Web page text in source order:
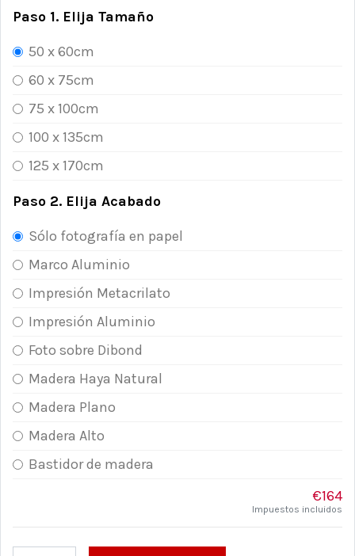
Paso 1. Elija Tamaño
50 x 60cm
60 x 75cm
75 x 100cm
100 x 135cm
125 x 170cm
Paso 2. Elija Acabado
Sólo fotografía en papel
Marco Aluminio
Impresión Metacrilato
Impresión Aluminio
Foto sobre Dibond
Madera Haya Natural
Madera Plano
Madera Alto
Bastidor de madera
€164
Impuestos incluidos